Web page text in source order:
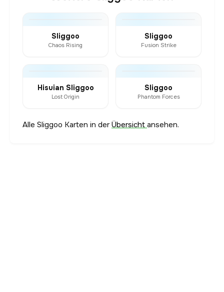
Sliggoo
Chaos Rising
Sliggoo
Fusion Strike
Hisuian Sliggoo
Lost Origin
Sliggoo
Phantom Forces
Alle Sliggoo Karten in derÜbersicht ansehen.